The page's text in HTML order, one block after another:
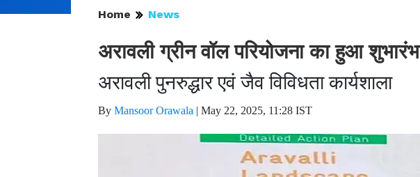
Home News
अरावली ग्रीन वॉल परियोजना का हुआ शुभारंभ
अरावली पुनरुद्धार एवं जैव विविधता कार्यशाला
By Mansoor Orawala | May 22, 2025, 11:28 IST